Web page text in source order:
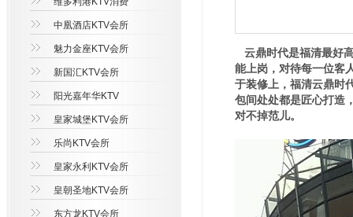
中凰酒店KTV会所
魅力金座KTV会所
新国汇KTV会所
阳光嘉年华KTV
皇家城堡KTV会所
乐尚KTV会所
皇家永利KTV会所
皇朝圣地KTV会所
东方龙KTV会所
云鼎时代是福清最好
能上岗，对待每一位客
于装修上，福清云鼎时
包间处处都是匠心打造
对不掉范儿。